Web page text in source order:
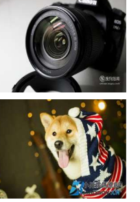
摄影作品的欣赏方法